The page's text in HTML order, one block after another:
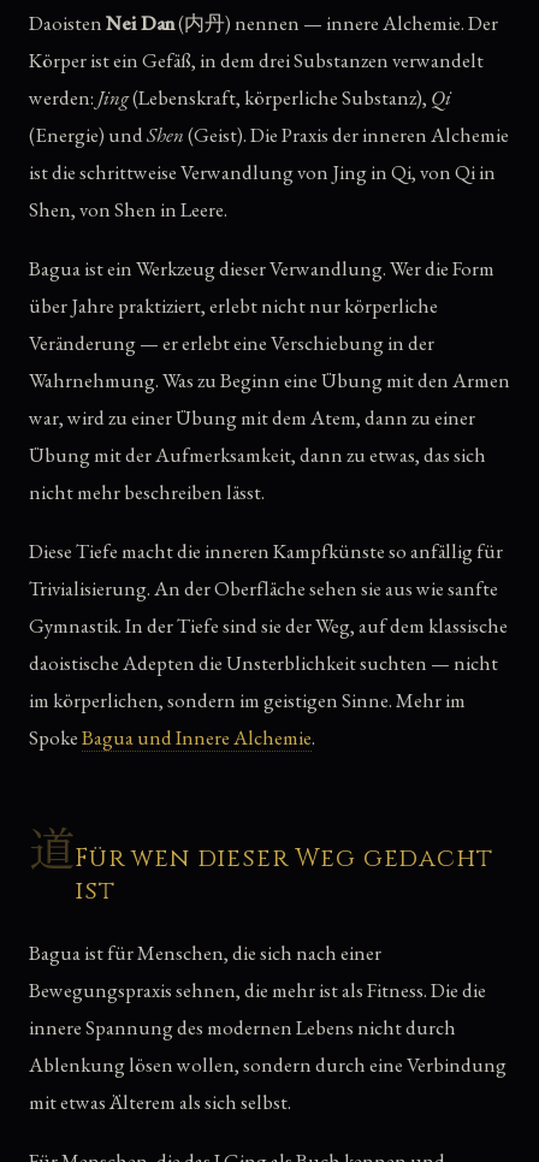
DaoistenNei Dan(内丹) nennen — innere Alchemie. Der
Körper ist ein Gefäß, in dem drei Substanzen verwandelt
werden: Jing(Lebenskraft, körperliche Substanz), Qi
(Energie) undShen(Geist). Die Praxis der inneren Alchemie
ist die schrittweise Verwandlung von Jing in Qi, von Qi in
Shen, von Shen in Leere.
Bagua ist ein Werkzeug dieser Verwandlung. Wer die Form
über Jahre praktiziert, erlebt nicht nur körperliche
Veränderung — er erlebt eine Verschiebung in der
Wahrnehmung. Was zu Beginn eine Übung mit den Armen
war, wird zu einer Übung mit dem Atem, dann zu einer
Übung mit der Aufmerksamkeit, dann zu etwas, das sich
nicht mehr beschreiben lässt.
Diese Tiefe macht die inneren Kampfkünste so anfällig für
Trivialisierung. An der Oberfläche sehen sie aus wie sanfte
Gymnastik. In der Tiefe sind sie der Weg, auf dem klassische
daoistische Adepten die Unsterblichkeit suchten — nicht
im körperlichen, sondern im geistigen Sinne. Mehr im
SpokeBagua und Innere Alchemie.
道Für wen dieser Weg gedacht
ist
Bagua ist für Menschen, die sich nach einer
Bewegungspraxis sehnen, die mehr ist als Fitness. Die die
innere Spannung des modernen Lebens nicht durch
Ablenkung lösen wollen, sondern durch eine Verbindung
mit etwas Älterem als sich selbst.